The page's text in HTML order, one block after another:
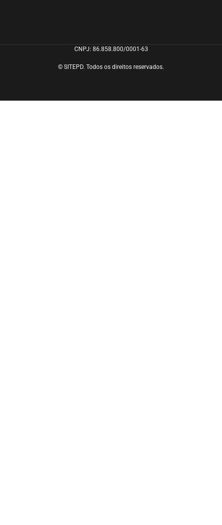
CNPJ: 86.858.800/0001-63
© SITEPD. Todos os direitos reservados.